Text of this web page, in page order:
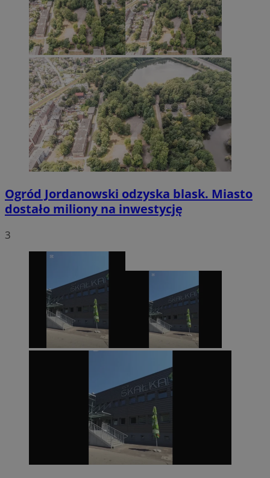
Ogród Jordanowski odzyska blask. Miasto
dostało miliony na inwestycję
3